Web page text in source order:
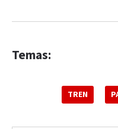
Temas:
TREN